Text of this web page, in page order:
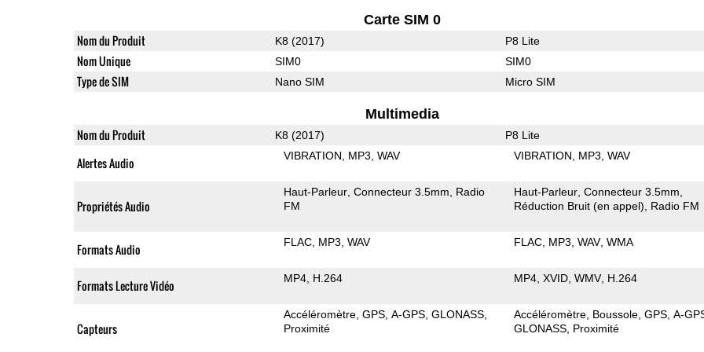
Carte SIM 0
Nom du Produit K8 (2017) P8 Lite
Nom Unique SIM0 SIM0
Type de SIM Nano SIM Micro SIM
Multimedia
Nom du Produit K8 (2017) P8 Lite
Alertes Audio VIBRATION MP3 WAV VIBRATION MP3 WAV
Propriétés Audio
Haut-Parleur Connecteur 3.5mm
Radio
FM
Haut-Parleur Connecteur 3.5mm
Réduction Bruit (en appel)
Radio FM
Formats Audio FLAC MP3 WAV FLAC MP3 WAV WMA
Formats Lecture Vidéo MP4 H.264 MP4 XVID WMV H.264
Capteurs
Accéléromètre GPS A-GPS GLONASS
Proximité
Accéléromètre Boussole GPS A-
GLONASS Proximité